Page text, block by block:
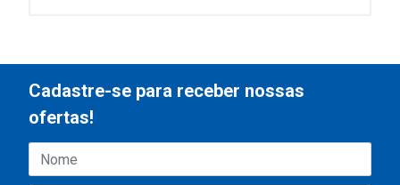
Cadastre-se para receber nossas
ofertas!